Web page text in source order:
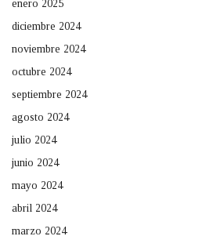
enero 2025
diciembre 2024
noviembre 2024
octubre 2024
septiembre 2024
agosto 2024
julio 2024
junio 2024
mayo 2024
abril 2024
marzo 2024